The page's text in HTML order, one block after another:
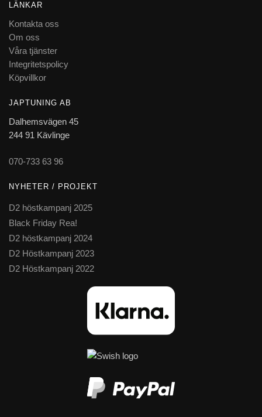
LÄNKAR
Kontakta oss
Om oss
Våra tjänster
Integritetspolicy
Köpvillkor
JAPTUNING AB
Dalhemsvägen 45
244 91 Kävlinge
070-733 63 96
NYHETER / PROJEKT
D2 höstkampanj 2025
Black Friday Rea!
D2 höstkampanj 2024
D2 Höstkampanj 2023
D2 Höstkampanj 2022